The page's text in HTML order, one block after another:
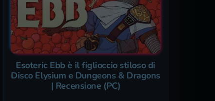
Esoteric Ebb è il figlioccio stiloso di
Disco Elysium e Dungeons & Dragons
| Recensione (PC)